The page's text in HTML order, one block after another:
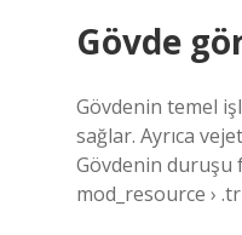
Gövde
Gövdenin temel
sağlar. Ayrıca
Gövdenin duruşu
mod_resource ›